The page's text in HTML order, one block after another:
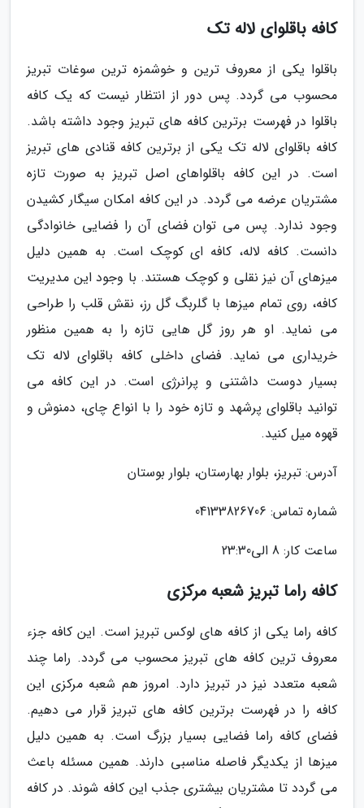
کافه باقلوای لاله تک
باقلوا یکی از معروف ترین و خوشمزه ترین سوغات تبریز
محسوب می گردد. پس دور از انتظار نیست که یک کافه
باقلوا در فهرست برترین کافه های تبریز وجود داشته باشد.
کافه باقلوای لاله تک یکی از برترین کافه قنادی های تبریز
است. در این کافه باقلواهای اصل تبریز به صورت تازه
مشتریان عرضه می گردد. در این کافه امکان سیگار کشیدن
وجود ندارد. پس می توان فضای آن را فضایی خانوادگی
دانست. کافه لاله، کافه ای کوچک است. به همین دلیل
میزهای آن نیز نقلی و کوچک هستند. با وجود این مدیریت
کافه، روی تمام میزها با گلربگ گل رز، نقش قلب را طراحی
می نماید. او هر روز گل هایی تازه را به همین منظور
خریداری می نماید. فضای داخلی کافه باقلوای لاله تک
بسیار دوست داشتنی و پرانرژی است. در این کافه می
توانید باقلوای پرشهد و تازه خود را با انواع چای، دمنوش و
قهوه میل کنید.
آدرس: تبریز، بلوار بهارستان، بلوار بوستان
شماره تماس: 04133826706
ساعت کار: 8 الى23:30
کافه راما تبریز شعبه مرکزی
کافه راما یکی از کافه های لوکس تبریز است. این کافه جزء
معروف ترین کافه های تبریز محسوب می گردد. راما چند
شعبه متعدد نیز در تبریز دارد. امروز هم شعبه مرکزی این
کافه را در فهرست برترین کافه های تبریز قرار می دهیم.
فضای کافه راما فضایی بسیار بزرگ است. به همین دلیل
میزها از یکدیگر فاصله مناسبی دارند. همین مسئله باعث
می گردد تا مشتریان بیشتری جذب این کافه شوند. در کافه